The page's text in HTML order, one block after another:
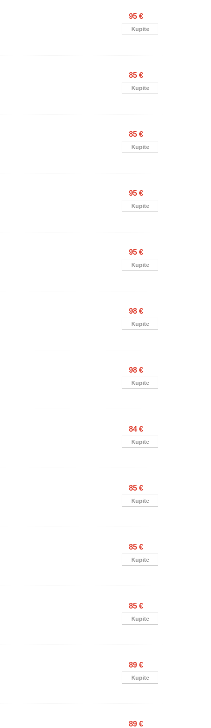
95 €
Kupite
85 €
Kupite
85 €
Kupite
95 €
Kupite
95 €
Kupite
98 €
Kupite
98 €
Kupite
84 €
Kupite
85 €
Kupite
85 €
Kupite
85 €
Kupite
89 €
Kupite
89 €